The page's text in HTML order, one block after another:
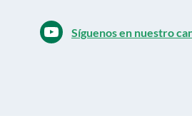
tradiciones vinculadas
Síguenos en nuestro